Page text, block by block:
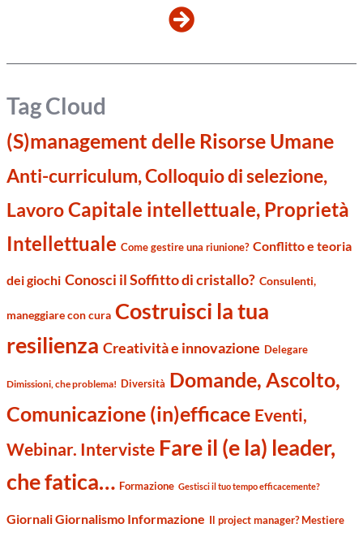
Tag Cloud
(S)management delle Risorse Umane
Anti-curriculum, Colloquio di selezione,
LavoroCapitale intellettuale, Proprietà
Intellettuale Come gestire una riunione? Conflitto e teoria
dei giochi Conosci il Soffitto di cristallo? Consulenti,
maneggiare con cura Costruisci la tua
resilienza Creatività e innovazione Delegare
Dimissioni, che problema! Diversità Domande, Ascolto,
Comunicazione (in)efficace Eventi,
Webinar. Interviste Fare il (e la) leader,
che fatica… Formazione Gestisci il tuo tempo efficacemente?
Giornali Giornalismo Informazione Il project manager? Mestiere